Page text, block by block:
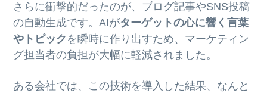
さらに衝撃的だったのが、ブログ記事やSNS投稿
の自動生成です。AIがターゲットの心に響く言葉
やトピック を瞬時に作り出すため、マーケティン
グ担当者の負担が大幅に軽減されました。
ある会社では、この技術を導入した結果、なんと